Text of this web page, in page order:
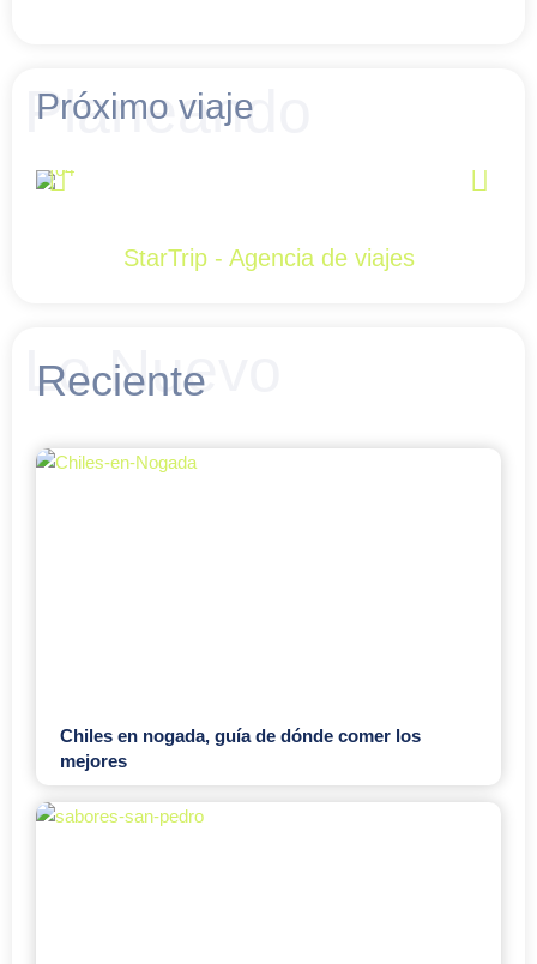
Planeando
Próximo viaje
StarTrip - Agencia de viajes
Lo Nuevo
Reciente
Chiles en nogada, guía de dónde comer los
mejores